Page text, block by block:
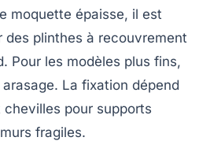
moquette épaisse, il est
des plinthes à recouvrement
Pour les modèles plus fins,
La fixation dépend
pour supports
fragiles.